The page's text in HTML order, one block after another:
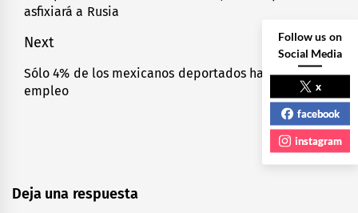
entradas
post:
asfixiará a Rusia
Next
Next
post:
Sólo 4% de los mexicanos deportados ha conseguido
empleo
Deja una respuesta
Follow us on
Social Media
x
facebook
instagram